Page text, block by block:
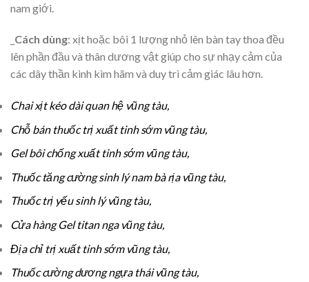
nam giới.
Cách dùng: xịt hoặc bôi 1 lượng nhỏ lên bàn tay thoa đều
lên phần đầu và thân dương vật giúp cho sự nhạy cảm của
các dây thần kinh kìm hãm và duy trì cảm giác lâu hơn.
Chai xịt kéo dài quan hệ vũng tàu,
Chỗ bán thuốc trị xuất tinh sớm vũng tàu,
Gel bôi chống xuất tinh sớm vũng tàu,
Thuốc tăng cường sinh lý nam bà rịa vũng tàu,
Thuốc trị yếu sinh lý vũng tàu,
Cửa hàng Gel titan nga vũng tàu,
Địa chỉ trị xuất tinh sớm vũng tàu,
Thuốc cường dương ngựa thái vũng tàu,